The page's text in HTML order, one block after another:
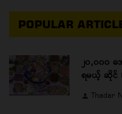
POPULAR
၂၀,၀၀၀
ရမယ့် ဆိုင်
Thadar